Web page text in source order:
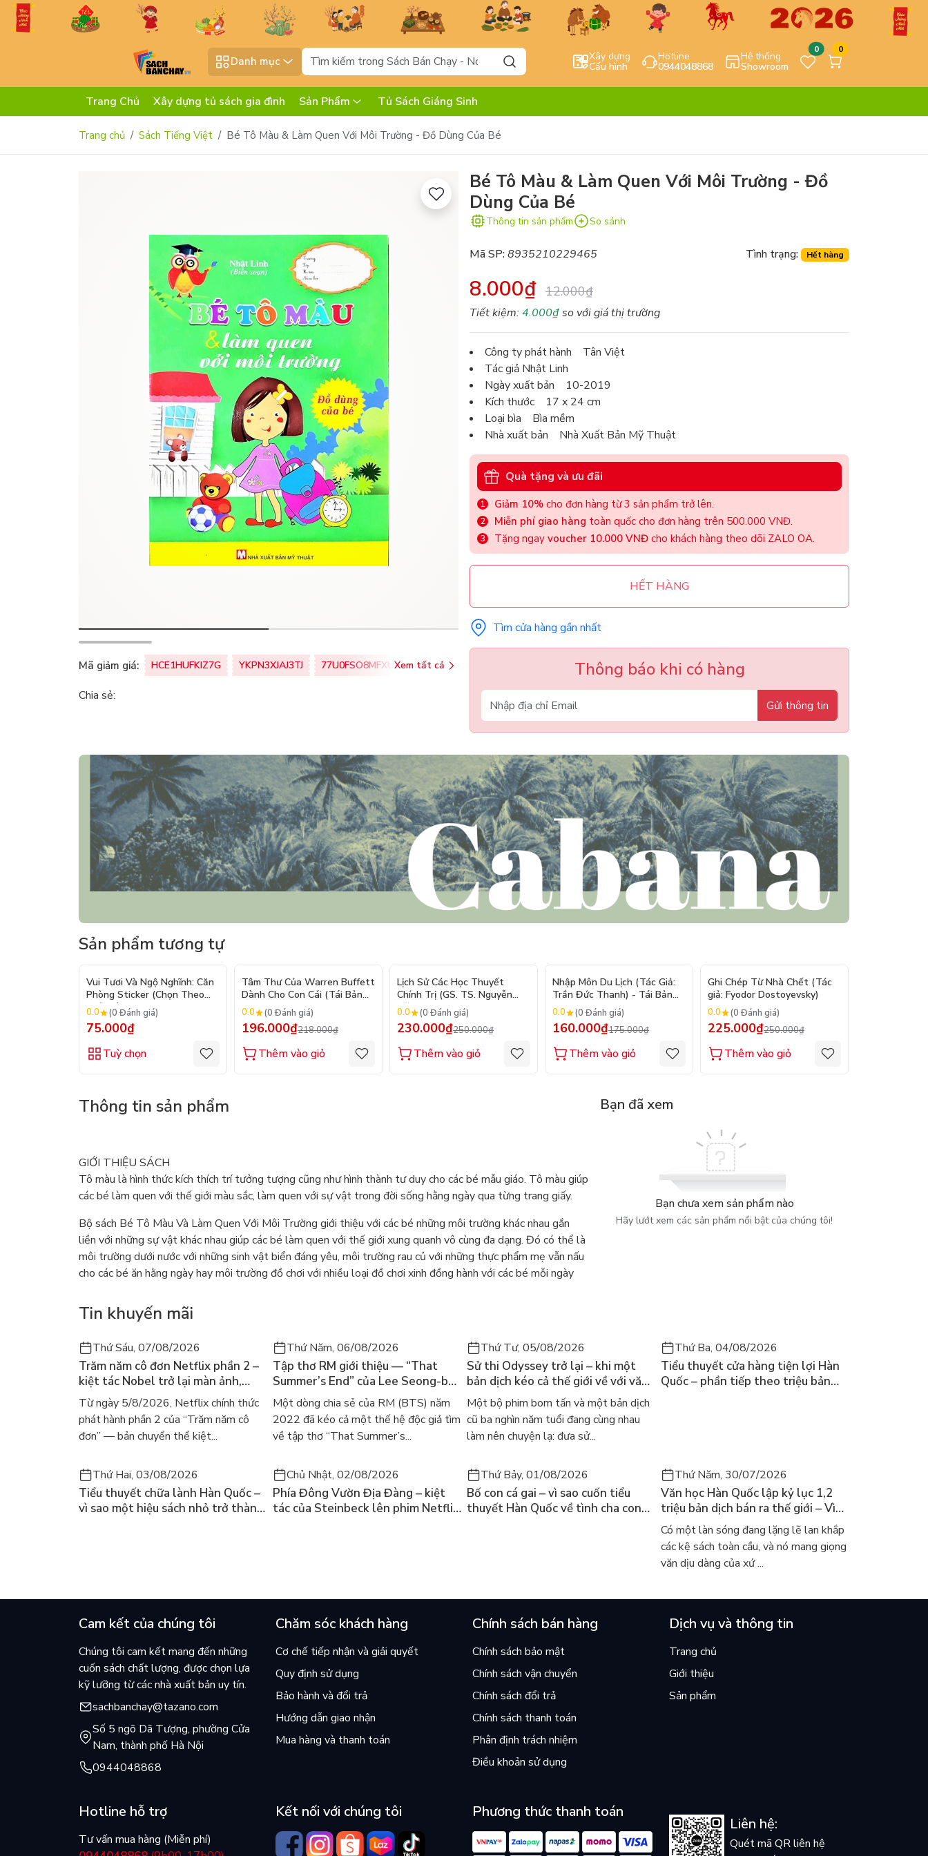
Danh mục Xây dựng
Cấu hình
Hotline
0944048868
Hệ thống
Showroom
0 0
Trang Chủ Xây dựng tủ sách gia đình Sản Phẩm Tủ Sách Giáng Sinh
Trang chủ Sách Tiếng Việt Bé Tô Màu & Làm Quen Với Môi Trường - Đồ Dùng Của Bé
Mã giảm giá: HCE1HUFKIZ7G YKPN3XJAJ3TJ 77U0FSO8MFXU Xem tất cả
Chia sẻ:
Bé Tô Màu & Làm Quen Với Môi Trường - Đồ
Dùng Của Bé
Thông tin sản phẩm So sánh
Mã SP:8935210229465 Tình trạng: Hết hàng
8.000₫ 12.000₫
Tiết kiệm:4.000₫so với giá thị trường
Công ty phát hành Tân Việt
Tác giả Nhật Linh
Ngày xuất bản 10-2019
Kích thước 17 x 24 cm
Loại bìa Bìa mềm
Nhà xuất bản Nhà Xuất Bản Mỹ Thuật
Quà tặng và ưu đãi
Giảm 10% cho đơn hàng từ 3 sản phẩm trở lên.
Miễn phí giao hàng toàn quốc cho đơn hàng trên 500.000 VNĐ.
Tặng ngay voucher 10.000 VNĐ cho khách hàng theo dõi ZALO OA.
HẾT HÀNG
Tìm cửa hàng gần nhất
Thông báo khi có hàng
Gửi thông tin
Sản phẩm tương tự
Vui Tươi Và Ngộ Nghĩnh: Căn
Phòng Sticker (Chọn Theo
Chủ Đề) - Hơn 250 Sticker
0.0 (0 Đánh giá)
75.000₫
Tuỳ chọn
- 10%
Tâm Thư Của Warren Buffett
Dành Cho Con Cái (Tái Bản
2026)
0.0 (0 Đánh giá)
196.000₫218.000₫
Thêm vào giỏ
Lịch Sử Các Học Thuyết
Chính Trị (GS. TS. Nguyễn
Đăng Dung)
0.0 (0 Đánh giá)
230.000₫250.000₫
Thêm vào giỏ
- 9%
Nhập Môn Du Lịch (Tác Giả:
Trần Đức Thanh) - Tái Bản
2026
0.0 (0 Đánh giá)
160.000₫175.000₫
Thêm vào giỏ
- 10%
Ghi Chép Từ Nhà Chết (Tác
giả: Fyodor Dostoyevsky)
0.0 (0 Đánh giá)
225.000₫250.000₫
Thêm vào giỏ
Thông tin sản phẩm
GIỚI THIỆU SÁCH
Tô màu là hình thức kích thích trí tưởng tượng cũng như hình thành tư duy cho các bé mẫu giáo. Tô màu giúp
các bé làm quen với thế giới màu sắc, làm quen với sự vật trong đời sống hằng ngày qua từng trang giấy.
Bộ sách Bé Tô Màu Và Làm Quen Với Môi Trường giới thiệu với các bé những môi trường khác nhau gắn
liền với những sự vật khác nhau giúp các bé làm quen với thế giới xung quanh vô cùng đa dạng. Đó có thể là
môi trường dưới nước với những sinh vật biển đáng yêu, môi trường rau củ với những thực phẩm mẹ vẫn nấu
cho các bé ăn hằng ngày hay môi trường đồ chơi với nhiều loại đồ chơi xinh đồng hành với các bé mỗi ngày
Bạn đã xem
Bạn chưa xem sản phẩm nào
Hãy lướt xem các sản phẩm nổi bật của chúng tôi!
Tin khuyến mãi
Thứ Sáu, 07/08/2026
Trăm năm cô đơn Netflix phần 2 –
kiệt tác Nobel trở lại màn ảnh,
dòng người tìm đọc lại García
Márquez
Từ ngày 5/8/2026, Netflix chính thức
phát hành phần 2 của “Trăm năm cô
đơn” — bản chuyển thể kiệt...
Thứ Năm, 06/08/2026
Tập thơ RM giới thiệu — “That
Summer’s End” của Lee Seong-bok
ra mắt bản tiếng Anh sau 4 năm
gây sốt
Một dòng chia sẻ của RM (BTS) năm
2022 đã kéo cả một thế hệ độc giả tìm
về tập thơ “That Summer’s...
Thứ Tư, 05/08/2026
Sử thi Odyssey trở lại – khi một
bản dịch kéo cả thế giới về với văn
học kinh điển
Một bộ phim bom tấn và một bản dịch
cũ ba nghìn năm tuổi đang cùng nhau
làm nên chuyện lạ: đưa sử...
Thứ Ba, 04/08/2026
Tiểu thuyết cửa hàng tiện lợi Hàn
Quốc – phần tiếp theo triệu bản
Thứ Hai, 03/08/2026
Tiểu thuyết chữa lành Hàn Quốc –
vì sao một hiệu sách nhỏ trở thành
Chủ Nhật, 02/08/2026
Phía Đông Vườn Địa Đàng – kiệt
tác của Steinbeck lên phim Netflix
Thứ Bảy, 01/08/2026
Bố con cá gai – vì sao cuốn tiểu
thuyết Hàn Quốc về tình cha con
Thứ Năm, 30/07/2026
Văn học Hàn Quốc lập kỷ lục 1,2
triệu bản dịch bán ra thế giới – Vì
sao cả thế giới đang đọc sách Hàn?
Có một làn sóng đang lặng lẽ lan khắp
các kệ sách toàn cầu, và nó mang giọng
văn dịu dàng của xứ ...
Cam kết của chúng tôi
Chúng tôi cam kết mang đến những
cuốn sách chất lượng, được chọn lựa
kỹ lưỡng từ các nhà xuất bản uy tín.
sachbanchay@tazano.com
Số 5 ngõ Dã Tượng, phường Cửa
Nam, thành phố Hà Nội
0944048868
Chăm sóc khách hàng
Cơ chế tiếp nhận và giải quyết
Quy định sử dụng
Bảo hành và đổi trả
Hướng dẫn giao nhận
Mua hàng và thanh toán
Chính sách bán hàng
Chính sách bảo mật
Chính sách vận chuyển
Chính sách đổi trả
Chính sách thanh toán
Phân định trách nhiệm
Điều khoản sử dụng
Dịch vụ và thông tin
Trang chủ
Giới thiệu
Sản phẩm
Hotline hỗ trợ
Tư vấn mua hàng (Miễn phí)
Kết nối với chúng tôi Phương thức thanh toán
Liên hệ:
Quét mã QR liên hệ